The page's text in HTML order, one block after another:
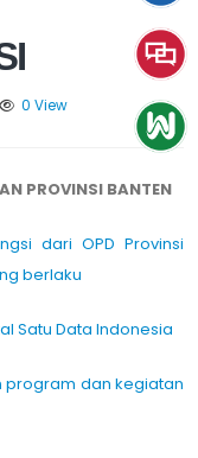
0 View
PROVINSI BANTEN
dari OPD Provinsi
berlaku
Satu Data Indonesia
program dan kegiatan